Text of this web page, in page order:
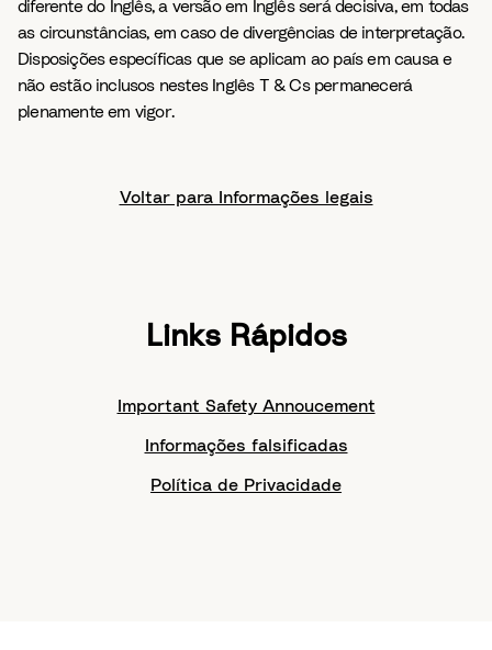
diferente do Inglês, a versão em Inglês será decisiva, em todas
as circunstâncias, em caso de divergências de interpretação.
Disposições específicas que se aplicam ao país em causa e
não estão inclusos nestes Inglês T & Cs permanecerá
plenamente em vigor.
Voltar para Informações legais
Links Rápidos
Important Safety Annoucement
Informações falsificadas
Política de Privacidade